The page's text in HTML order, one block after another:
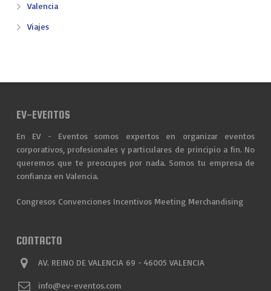
Valencia
Viajes
EV-EVENTOS
En EV - Eventos somos expertos en organizar eventos
corporativos, profesionales y particulares de principio a fin. No
queremos que te preocupes por nada. Somos tu empresa de
confianza en Valencia.
Congresos Convenciones Incentivos Meeting Merchandising
CONTACTO
AV. REINO DE VALENCIA 69 - 46005 VALENCIA
info@ev-eventos.com